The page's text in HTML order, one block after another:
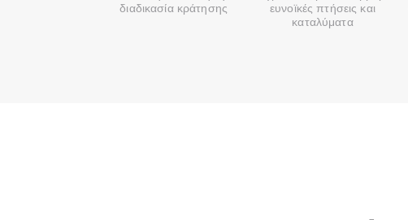
διαδικασία κράτησης
ευνοϊκές πτήσεις και
καταλύματα